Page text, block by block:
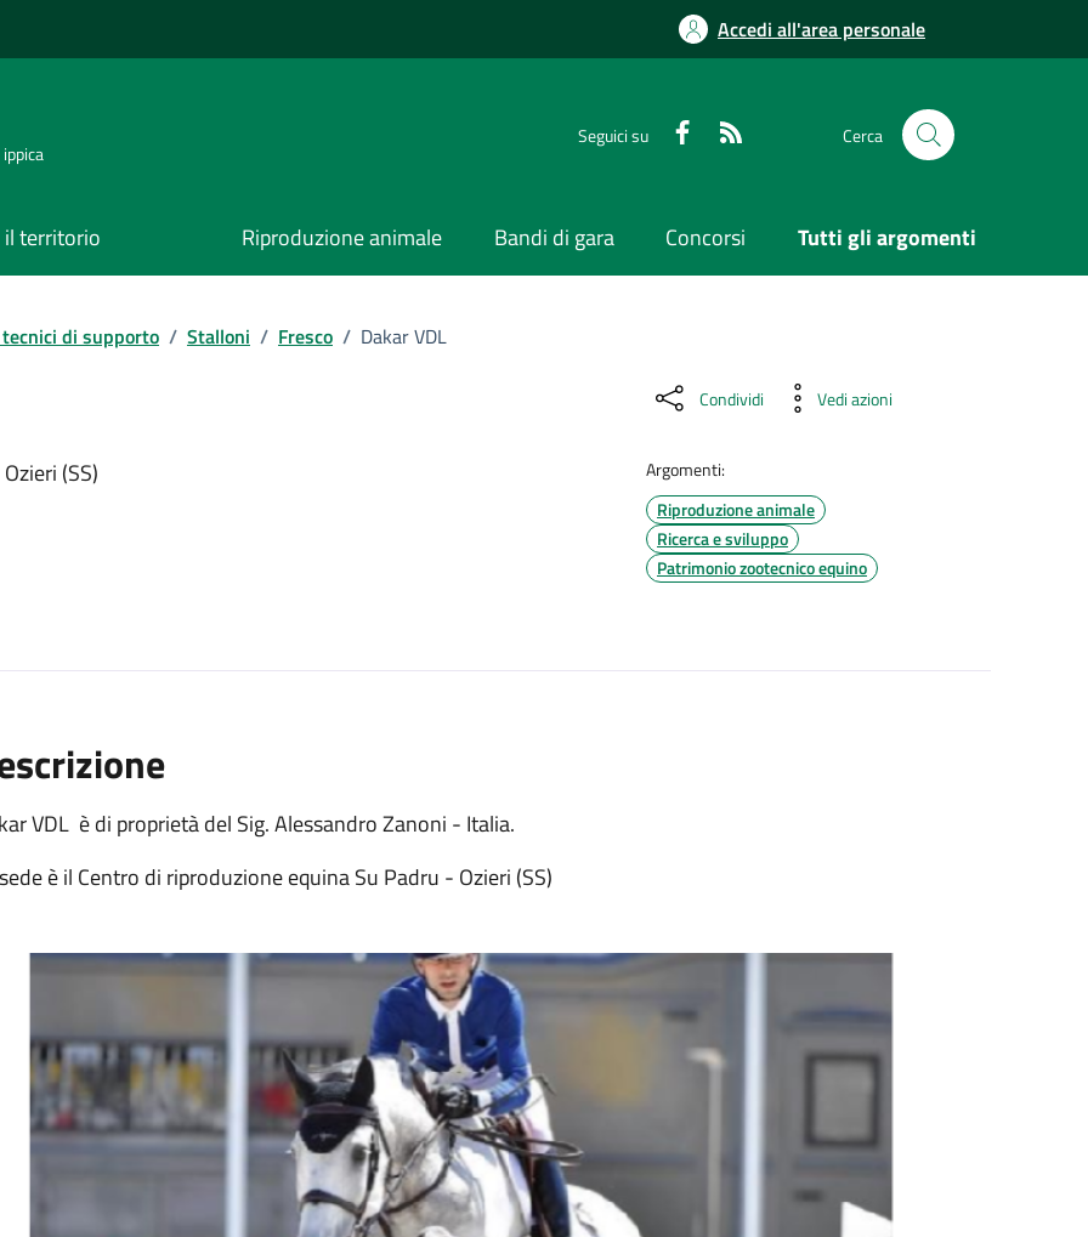
Accedi all'area personale
Seguici su Cerca
il territorio Riproduzione animale Bandi di gara Concorsi Tutti gli argomenti
di supporto / Stalloni / Fresco / Dakar VDL
(SS)
Condividi Vedi azioni
Argomenti:
Riproduzione animale
Ricerca e sviluppo
Patrimonio zootecnico equino
VDL è di proprietà del Sig. Alessandro Zanoni - Italia.
è il Centro di riproduzione equina Su Padru - Ozieri (SS)